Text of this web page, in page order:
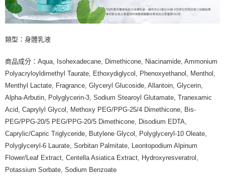
類型：身體乳液
商品成分：Aqua, Isohexadecane, Dimethicone, Niacinamide, Ammonium
Polyacryloyldimethyl Taurate, Ethoxydiglycol, Phenoxyethanol, Menthol,
Menthyl Lactate, Fragrance, Glyceryl Glucoside, Allantoin, Glycerin,
Alpha-Arbutin, Polyglycerin-3, Sodium Stearoyl Glutamate, Tranexamic
Acid, Caprylyl Glycol, Methoxy PEG/PPG-25/4 Dimethicone, Bis-
PEG/PPG-20/5 PEG/PPG-20/5 Dimethicone, Disodium EDTA,
Caprylic/Capric Triglyceride, Butylene Glycol, Polyglyceryl-10 Oleate,
Polyglyceryl-6 Laurate, Sorbitan Palmitate, Leontopodium Alpinum
Flower/Leaf Extract, Centella Asiatica Extract, Hydroxyresveratrol,
Potassium Sorbate, Sodium Benzoate